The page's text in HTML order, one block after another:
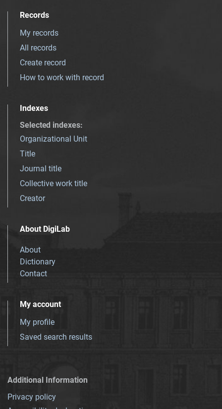
Records
My records
All records
Create record
How to work with record
Indexes
Selected indexes:
Organizational Unit
Title
Journal title
Collective work title
Creator
About DigiLab
About
Dictionary
Contact
My account
My profile
Saved search results
Additional Information
Privacy policy